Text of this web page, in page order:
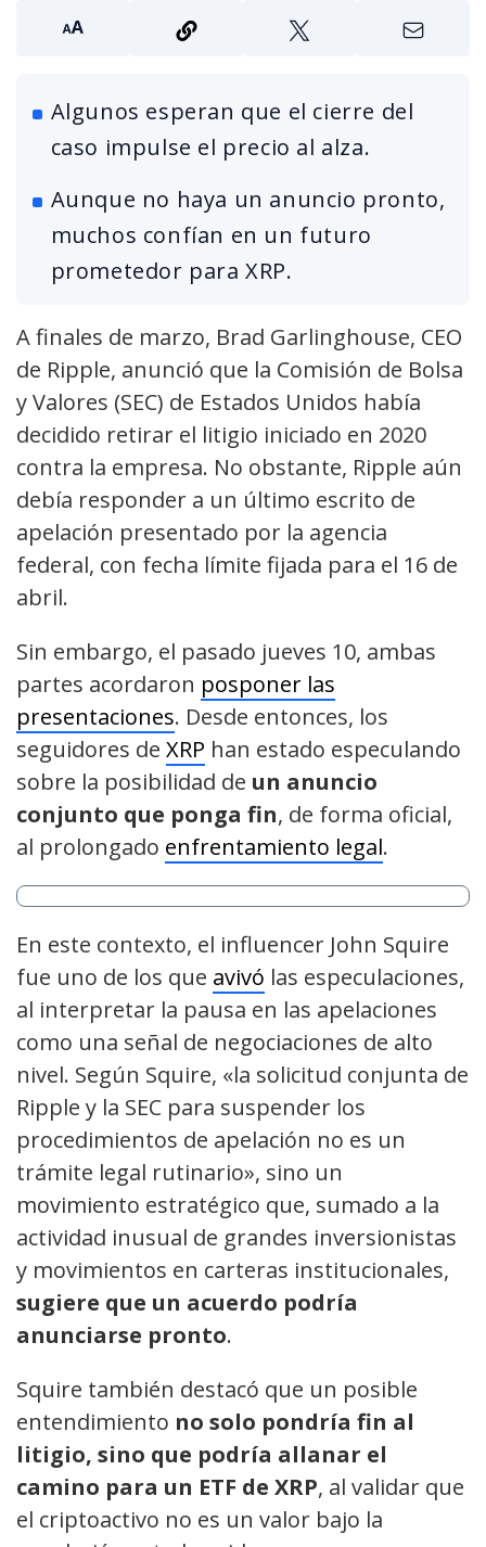
Algunos esperan que el cierre del
caso impulse el precio al alza.
Aunque no haya un anuncio pronto,
muchos confían en un futuro
prometedor para XRP.
A finales de marzo, Brad Garlinghouse, CEO
de Ripple, anunció que la Comisión de Bolsa
y Valores (SEC) de Estados Unidos había
decidido retirar el litigio iniciado en 2020
contra la empresa. No obstante, Ripple aún
debía responder a un último escrito de
apelación presentado por la agencia
federal, con fecha límite fijada para el 16 de
abril.
Sin embargo, el pasado jueves 10, ambas
partes acordaron posponer las
presentaciones. Desde entonces, los
seguidores de XRP han estado especulando
sobre la posibilidad de un anuncio
conjunto que ponga fin, de forma oficial,
al prolongado enfrentamiento legal.
En este contexto, el influencer John Squire
fue uno de los que avivó las especulaciones,
al interpretar la pausa en las apelaciones
como una señal de negociaciones de alto
nivel. Según Squire, «la solicitud conjunta de
Ripple y la SEC para suspender los
procedimientos de apelación no es un
trámite legal rutinario», sino un
movimiento estratégico que, sumado a la
actividad inusual de grandes inversionistas
y movimientos en carteras institucionales,
sugiere que un acuerdo podría
anunciarse pronto.
Squire también destacó que un posible
entendimiento no solo pondría fin al
litigio, sino que podría allanar el
camino para un ETF de XRP, al validar que
el criptoactivo no es un valor bajo la